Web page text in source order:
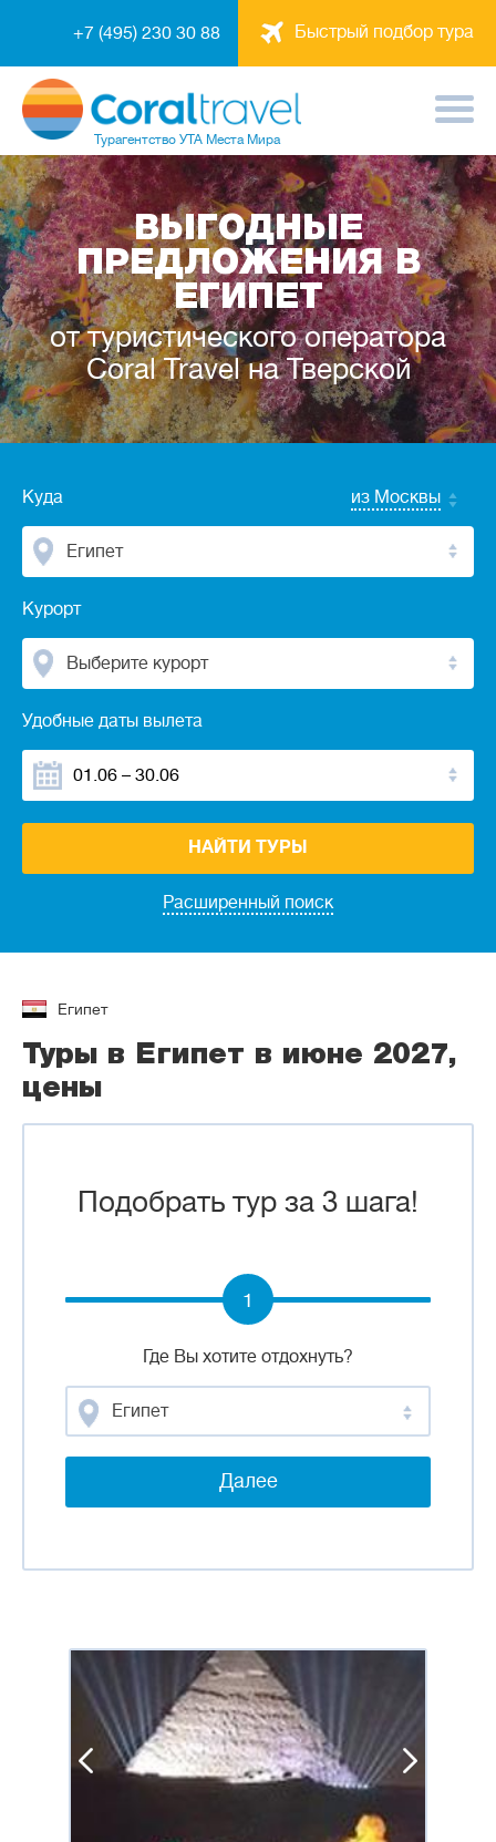
Быстрый подбор тура
+7 (495) 230 30 88
Турагентство УТА Места Мира
ВЫГОДНЫЕ
ПРЕДЛОЖЕНИЯ В
ЕГИПЕТ
от туристического оператора
Coral Travel на Тверской
Куда из Москвы
Египет
Курорт
Выберите курорт
Удобные даты вылета
Расширенный поиск
НАЙТИ ТУРЫ
Египет
Туры в Египет в июне 2027,
цены
Подобрать тур за 3 шага!
Где Вы хотите отдохнуть?
Египет
Далее
1